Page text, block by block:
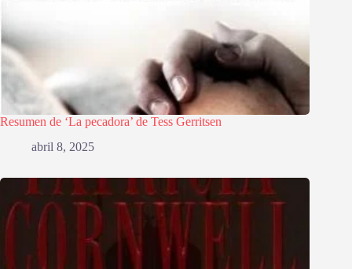
Resumen de ‘La pecadora’ de Tess Gerritsen
abril 8, 2025